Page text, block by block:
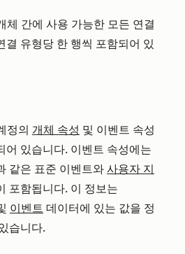
체 간에 사용 가능한 모든 연결
결 유형당 한 행씩 포함되어 있
정의 개체 속성 및 이벤트 속성
어 있습니다. 이벤트 속성에는
같은 표준 이벤트와 사용자 지
포함됩니다. 이 정보는
이벤트 데이터에 있는 값을 정
습니다.